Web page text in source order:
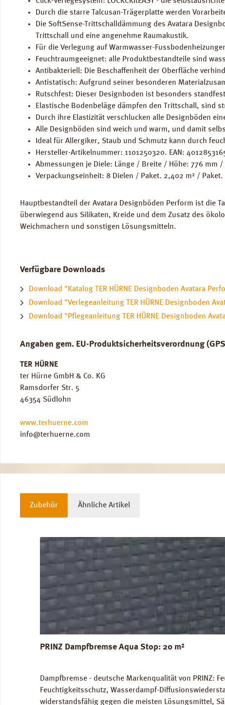
Durch die starre Talcusan-Trägerplatte werden
Die SoftSense-Trittschalldämmung des Avatara
Trittschall und eine angenehme Raumakustik.
Für die Verlegung auf Warmwasser-
Feuchtraumgeeignet: alle Produktbestandteile sind
Antibakteriell: Die Beschaffenheit der Oberfläche
Antistatisch: Aufgrund seiner besonderen
Rutschfest: Dieser Designboden ist besonders
Elastische Bodenbeläge dämpfen den Trittschall, sind
Durch ihre Elastizität verschlucken alle Designböden
Alle Designböden sind weich und warm, und damit
Ideal für Allergiker, Staub und Schmutz kann durch
Hersteller-Artikelnummer: 1101250320. EAN:
Abmessungen je Diele: Länge / Breite / Höhe: 776 mm
Verpackungseinheit: 8 Dielen / Paket. 2,402 m² / Paket.
Hauptbestandteil der Avatara Designböden Perform ist die
überwiegend aus Silikaten, Kreide und dem Zusatz des
Weichmachern und sonstigen Lösungsmitteln.
Verfügbare Downloads
Download "Katalog TER HÜRNE Designboden Avatara
Download "Verlegeanleitung TER HÜRNE Designboden
Download "Pflegeanleitung TER HÜRNE Designboden
Angaben gem. EU-Produktsicherheitsverordnung
TER HÜRNE
ter Hürne GmbH & Co. KG
Ramsdorfer Str. 5
46354 Südlohn
www.terhuerne.com
info@terhuerne.com
Zubehör Ähnliche Artikel
PRINZ Dampfbremse Aqua Stop: 20 m²
Dampfbremse - deutsche Markenqualität von PRINZ:
Feuchtigkeitsschutz, Wasserdampf-
widerstandsfähig gegen die meisten Lösungsmittel,